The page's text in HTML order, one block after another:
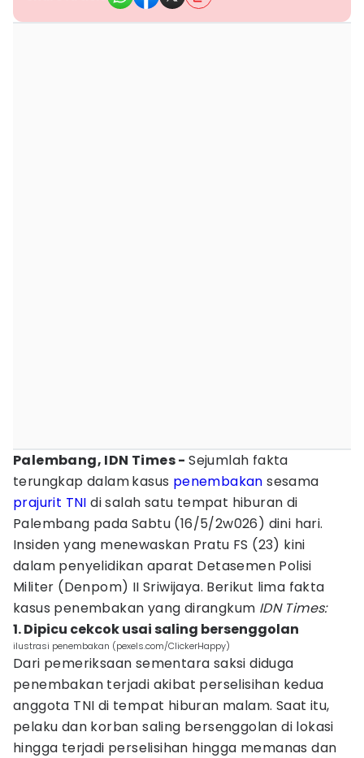
Palembang, IDN Times -Sejumlah fakta
terungkap dalamkasus penembakan sesama
prajurit TNI di salah satu tempat hiburan di
Palembang pada Sabtu (16/5/2w026) dini hari.
Insiden yang menewaskan Pratu FS (23) kini
dalam penyelidikan aparat Detasemen Polisi
Militer (Denpom) II Sriwijaya. Berikut lima fakta
kasus penembakan yang dirangkum IDN Times:
1. Dipicu cekcok usai saling bersenggolan
ilustrasi penembakan (pexels.com/ClickerHappy)
Dari pemeriksaan sementara saksi diduga
penembakan terjadi akibat perselisihan kedua
anggota TNI di tempat hiburan malam. Saat itu,
pelaku dan korban saling bersenggolan di lokasi
hingga terjadi perselisihan hingga memanas dan